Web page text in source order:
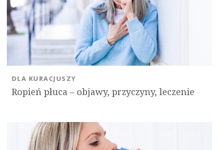
Ropień płuca – objawy, przyczyny, leczenie
DLA KURACJUSZY